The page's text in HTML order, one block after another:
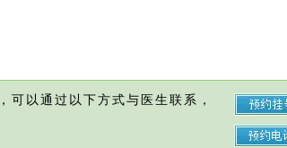
可以通过以下方式与医生联系，